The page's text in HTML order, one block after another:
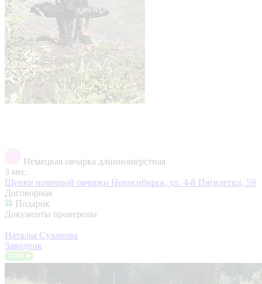
Немецкая овчарка длинношерстная
3 мес.
Щенки немецкой овчарки Новосибирск, ул. 4-й Пятилетки, 59
Договорная
Подарок
Документы проверены
Наталья Суханова
Заводчик